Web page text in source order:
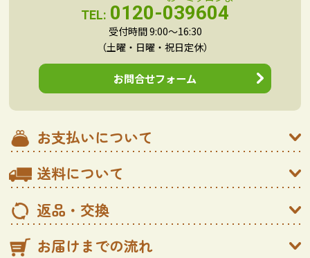
TEL: 0120-039604
受付時間 9:00～16:30
（土曜・日曜・祝日定休）
お問合せフォーム
お支払いについて
送料について
返品・交換
お届けまでの流れ